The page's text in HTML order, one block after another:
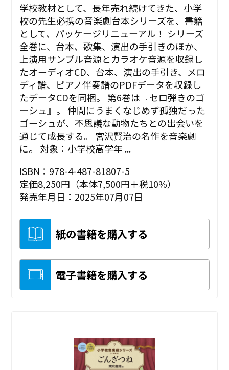
学校教材として、長年売れ続けてきた、小学
校の先生必携の音楽劇台本シリーズを、書籍
として、パッケージリニューアル！ シリーズ
全巻に、台本、歌集、演出の手引きのほか、
上演用サンプル音源とカラオケ音源を収録し
たオーディオCD、台本、演出の手引き、メロ
ディ譜、ピアノ伴奏譜のPDFデータを収録し
たデータCDを同梱。 第6巻は『セロ弾きのゴ
ーシュ』。 仲間にうまくなじめず孤独だった
ゴーシュが、不思議な動物たちとの出会いを
通じて成長する。 宮沢賢治の名作を音楽劇
に。 対象：小学校高学年 ...
ISBN：978-4-487-81807-5
定価8,250円（本体7,500円＋税10%）
発売年月日：2025年07月07日
紙の書籍を購入する
電子書籍を購入する